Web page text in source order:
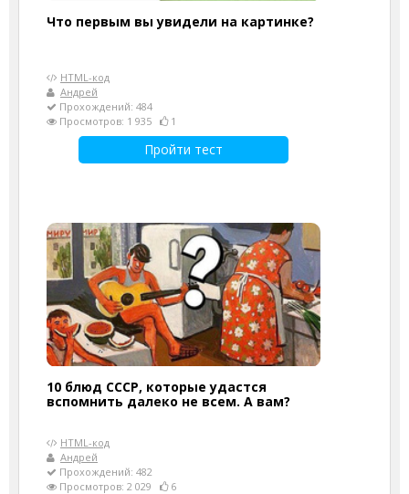
Что первым вы увидели на картинке?
HTML-код
Андрей
Прохождений: 484
Просмотров: 1 935
1
Пройти тест
10 блюд СССР, которые удастся
вспомнить далеко не всем. А вам?
HTML-код
Андрей
Прохождений: 482
Просмотров: 2 029
6